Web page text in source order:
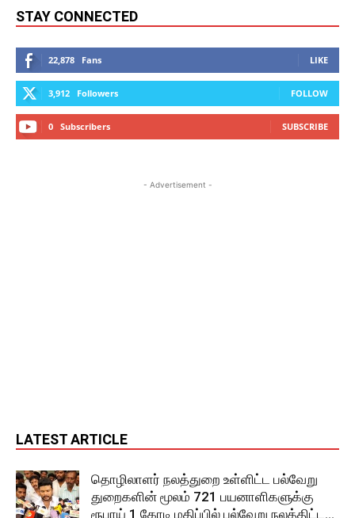
STAY CONNECTED
22,878 Fans LIKE
3,912 Followers FOLLOW
0 Subscribers SUBSCRIBE
- Advertisement -
LATEST ARTICLE
தொழிலாளர் நலத்துறை உள்ளிட்ட பல்வேறு
துறைகளின் மூலம் 721 பயனாளிகளுக்கு
ரூபாய் 1 கோடி மதிப்பில் பல்வேறு நலத்திட்ட...